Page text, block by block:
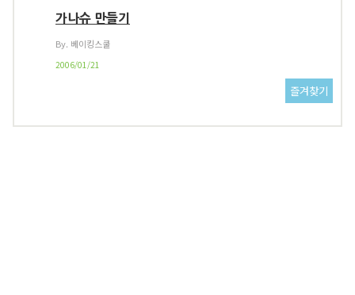
가나슈 만들기
By. 베이킹스쿨
2006/01/21